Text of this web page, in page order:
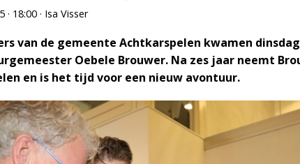
· 18:00 · Isa Visser
van de gemeente Achtkarspelen kwamen
Oebele Brouwer. Na zes jaar neemt
en is het tijd voor een nieuw avontuur.